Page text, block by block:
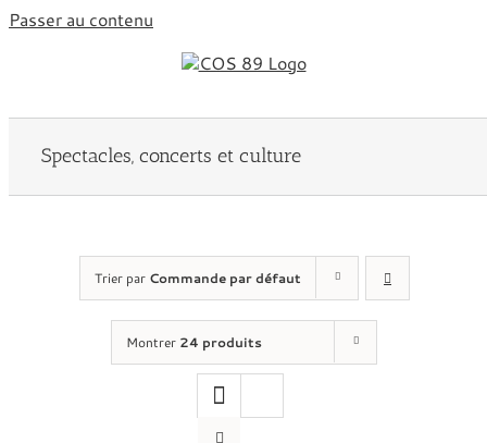
Passer au contenu
Spectacles, concerts et culture
Trier par Commande par défaut
Montrer 24 produits